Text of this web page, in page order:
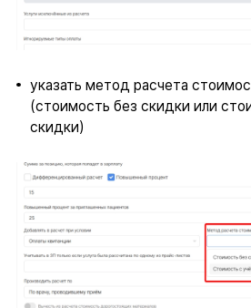
указать метод расчета
(стоимость без скидки или
скидки)